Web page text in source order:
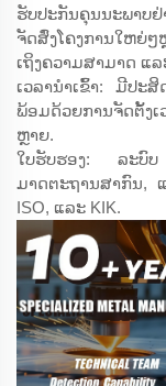
ຮັບປະກັນຄຸນນະພາບຢ່
ຈັດສົ່ງໂຄງການໃຫຍ່ໆ
ເຖິງຄວາມສາມາດ ແ
ເວລານຳເຂົ້າ: ມີປະ
ພ້ອມດ້ວຍການຈັດຕັ້ງ
ຫຼາຍ.
ໃບຮັບຮອງ: ລະບົບ
ມາດຕະຖານສາກົນ,
ISO, ແລະ KIK.